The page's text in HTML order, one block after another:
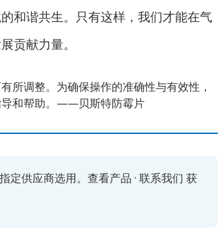
和谐共生。只有这样，我们才能在气
贡献力量。
所调整。为确保操作的准确性与有效性，
导和帮助。——贝斯特防霉片
定供应商选用。 查看产品 · 联系我们 获